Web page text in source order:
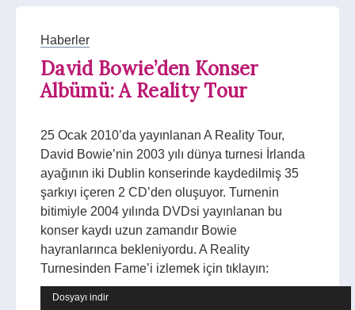
Haberler
David Bowie’den Konser
Albümü: A Reality Tour
25 Ocak 2010’da yayınlanan A Reality Tour,
David Bowie’nin 2003 yılı dünya turnesi İrlanda
ayağının iki Dublin konserinde kaydedilmiş 35
şarkıyı içeren 2 CD’den oluşuyor. Turnenin
bitimiyle 2004 yılında DVDsi yayınlanan bu
konser kaydı uzun zamandır Bowie
hayranlarınca bekleniyordu. A Reality
Turnesinden Fame’i izlemek için tıklayın:
Video
Dosyayı indir